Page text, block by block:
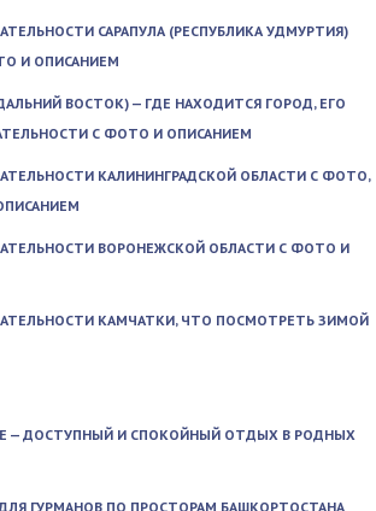
САРАПУЛА (РЕСПУБЛИКА УДМУРТИЯ)
И ОПИСАНИЕМ
ВОСТОК) — ГДЕ НАХОДИТСЯ ГОРОД, ЕГО
С ФОТО И ОПИСАНИЕМ
КАЛИНИНГРАДСКОЙ ОБЛАСТИ С ФОТО,
ВОРОНЕЖСКОЙ ОБЛАСТИ С ФОТО И
КАМЧАТКИ, ЧТО ПОСМОТРЕТЬ ЗИМОЙ
— ДОСТУПНЫЙ И СПОКОЙНЫЙ ОТДЫХ В РОДНЫХ
ГУРМАНОВ ПО ПРОСТОРАМ БАШКОРТОСТАНА